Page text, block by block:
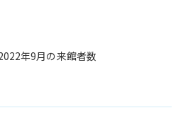
年9月の来館者数